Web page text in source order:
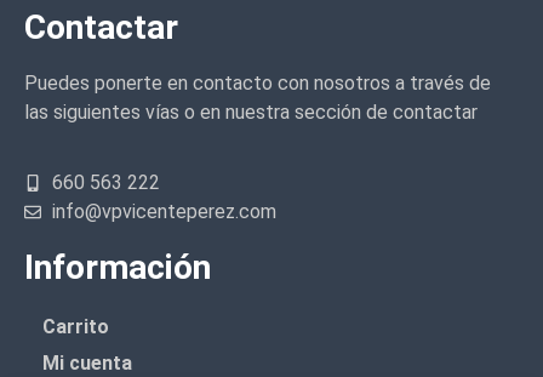
Contactar
Puedes ponerte en contacto con nosotros a través de
las siguientes vías o en nuestra sección de contactar
660 563 222
info@vpvicenteperez.com
Información
Carrito
Mi cuenta